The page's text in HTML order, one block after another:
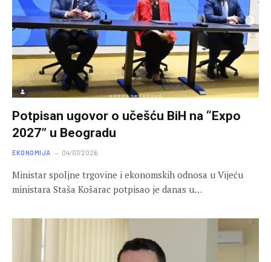
Potpisan ugovor o učešću BiH na “Expo
2027” u Beogradu
EKONOMIJA 04/07/2026
Ministar spoljne trgovine i ekonomskih odnosa u Vijeću
ministara Staša Košarac potpisao je danas u…